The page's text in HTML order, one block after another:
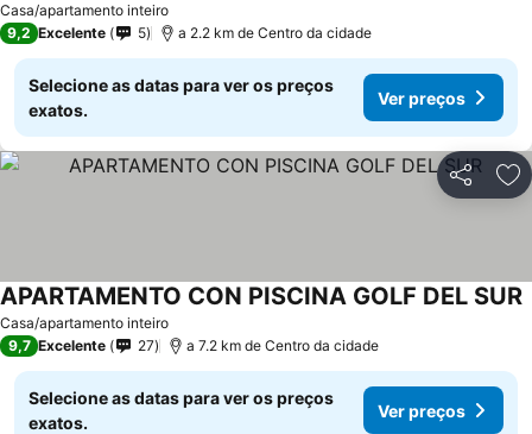
Casa/apartamento inteiro
9,2 Excelente 5 a 2.2 km de Centro da cidade
Selecione as datas para ver os preços
exatos.
Ver preços
Partilhar
Casa/apartamento inteiro
APARTAMENTO CON PISCINA GOLF DEL SUR
9,7 Excelente 27 a 7.2 km de Centro da cidade
Selecione as datas para ver os preços
exatos.
Ver preços